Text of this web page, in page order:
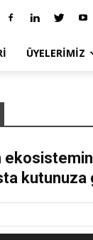
ÜYELERIMIZ
kutunuza